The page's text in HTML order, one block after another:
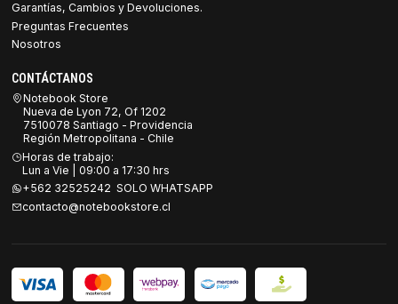
Garantías, Cambios y Devoluciones.
Preguntas Frecuentes
Nosotros
CONTÁCTANOS
Notebook Store
Nueva de Lyon 72, Of 1202
7510078 Santiago - Providencia
Región Metropolitana - Chile
Horas de trabajo:
Lun a Vie | 09:00 a 17:30 hrs
+562 32525242 SOLO WHATSAPP
contacto@notebookstore.cl